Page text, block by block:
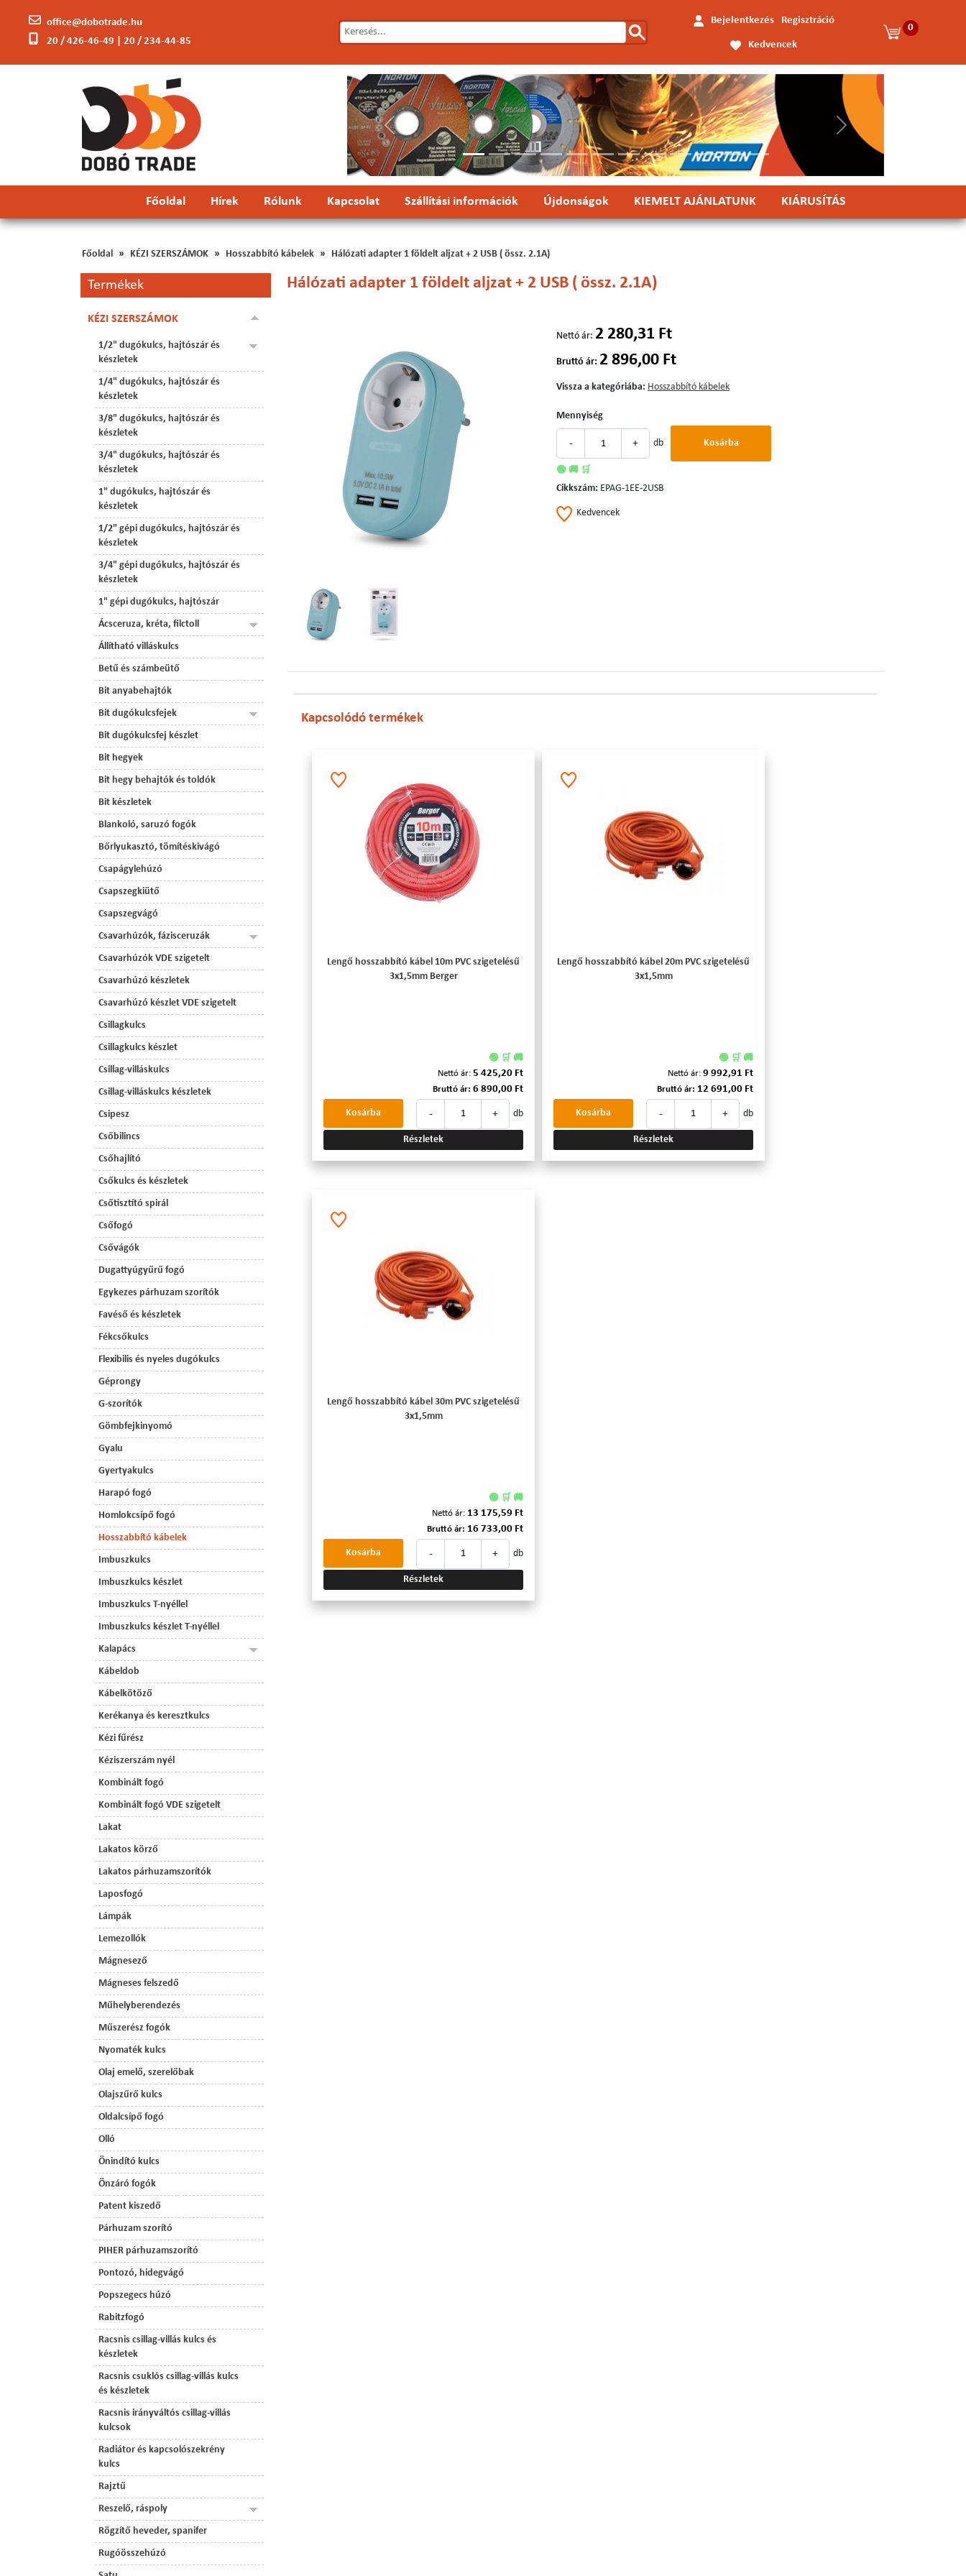
office@dobotrade.hu
20 / 426-46-49 | 20 / 234-44-85
Bejelentkezés Regisztráció
Kedvencek
0
Előző Következő
Főoldal Hírek Rólunk Kapcsolat Szállítási információk Újdonságok KIEMELT AJÁNLATUNK KIÁRUSÍTÁS
Főoldal KÉZI SZERSZÁMOK Hosszabbító kábelek Hálózati adapter 1 földelt aljzat + 2 USB ( össz. 2.1A)
Termékek
KÉZI SZERSZÁMOK
1/2" dugókulcs, hajtószár és
készletek
1/4" dugókulcs, hajtószár és
készletek
3/8" dugókulcs, hajtószár és
készletek
3/4" dugókulcs, hajtószár és
készletek
1" dugókulcs, hajtószár és
készletek
1/2" gépi dugókulcs, hajtószár és
készletek
3/4" gépi dugókulcs, hajtószár és
készletek
1" gépi dugókulcs, hajtószár
Ácsceruza, kréta, filctoll
Állítható villáskulcs
Betű és számbeütő
Bit anyabehajtók
Bit dugókulcsfejek
Bit dugókulcsfej készlet
Bit hegyek
Bit hegy behajtók és toldók
Bit készletek
Blankoló, saruzó fogók
Bőrlyukasztó, tömítéskivágó
Csapágylehúzó
Csapszegkiütő
Csapszegvágó
Csavarhúzók, fázisceruzák
Csavarhúzók VDE szigetelt
Csavarhúzó készletek
Csavarhúzó készlet VDE szigetelt
Csillagkulcs
Csillagkulcs készlet
Csillag-villáskulcs
Csillag-villáskulcs készletek
Csipesz
Csőbilincs
Csőhajlító
Csőkulcs és készletek
Csőtisztító spirál
Csőfogó
Csővágók
Dugattyúgyűrű fogó
Egykezes párhuzam szorítók
Favéső és készletek
Fékcsőkulcs
Flexibilis és nyeles dugókulcs
Géprongy
G-szorítók
Gömbfejkinyomó
Gyalu
Gyertyakulcs
Harapó fogó
Homlokcsípő fogó
Hosszabbító kábelek
Imbuszkulcs
Imbuszkulcs készlet
Imbuszkulcs T-nyéllel
Imbuszkulcs készlet T-nyéllel
Kalapács
Kábeldob
Kábelkötöző
Kerékanya és keresztkulcs
Kézi fűrész
Kéziszerszám nyél
Kombinált fogó
Kombinált fogó VDE szigetelt
Lakat
Lakatos körző
Lakatos párhuzamszorítók
Laposfogó
Lámpák
Lemezollók
Mágnesező
Mágneses felszedő
Műhelyberendezés
Műszerész fogók
Nyomaték kulcs
Olaj emelő, szerelőbak
Olajszűrő kulcs
Oldalcsípő fogó
Olló
Önindító kulcs
Önzáró fogók
Patent kiszedő
Párhuzam szorító
PIHER párhuzamszorító
Pontozó, hidegvágó
Popszegecs húzó
Rabitzfogó
Racsnis csillag-villás kulcs és
készletek
Racsnis csuklós csillag-villás kulcs
és készletek
Racsnis irányváltós csillag-villás
kulcsok
Radiátor és kapcsolószekrény
kulcs
Rajztű
Reszelő, ráspoly
Rögzítő heveder, spanifer
Rugóösszehúzó
Hálózati adapter 1 földelt aljzat + 2 USB ( össz. 2.1A)
Nettó ár: 2 280,31 Ft
Bruttó ár: 2 896,00 Ft
Vissza a kategóriába: Hosszabbító kábelek
Mennyiség
- + db Kosárba
🟢 🚚 🛒
Cikkszám: EPAG-1EE-2USB
Kedvencek
Kapcsolódó termékek
Lengő hosszabbító kábel 10m PVC szigetelésű
3x1,5mm Berger
🟢 🛒 🚚
Nettó ár: 5 425,20 Ft
Bruttó ár: 6 890,00 Ft
- + db
Kosárba
Részletek
Lengő hosszabbító kábel 20m PVC szigetelésű
3x1,5mm
🟢 🛒 🚚
Nettó ár: 9 992,91 Ft
Bruttó ár: 12 691,00 Ft
- + db
Kosárba
Részletek
Lengő hosszabbító kábel 30m PVC szigetelésű
3x1,5mm
🟢 🛒 🚚
Nettó ár: 13 175,59 Ft
Bruttó ár: 16 733,00 Ft
- + db
Kosárba
Részletek